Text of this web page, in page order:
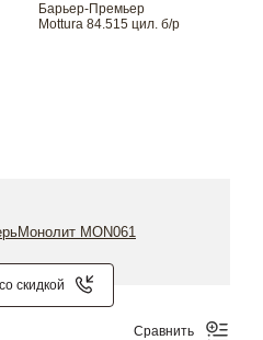
Барьер-Премьер
Mottura 84.515 цил. б/р
скидкой
Сравнить